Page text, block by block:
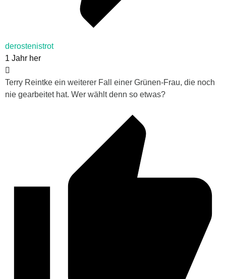
derostenistrot
1 Jahr her
Terry Reintke ein weiterer Fall einer Grünen-Frau, die noch
nie gearbeitet hat. Wer wählt denn so etwas?